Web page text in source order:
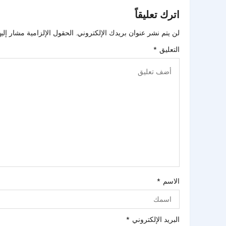
اترك تعليقاً
لن يتم نشر عنوان بريدك الإلكتروني. الحقول الإلزامية مشار
التعليق *
الاسم *
البريد الإلكتروني *